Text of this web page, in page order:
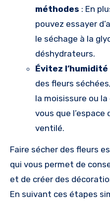
méthodes : En
pouvez essayer
le séchage à la
déshydrateurs.
Évitez l’humidité
des fleurs
la moisissure ou
vous que
ventilé.
Faire sécher des fleurs
qui vous permet de
et de créer des
En suivant ces étapes